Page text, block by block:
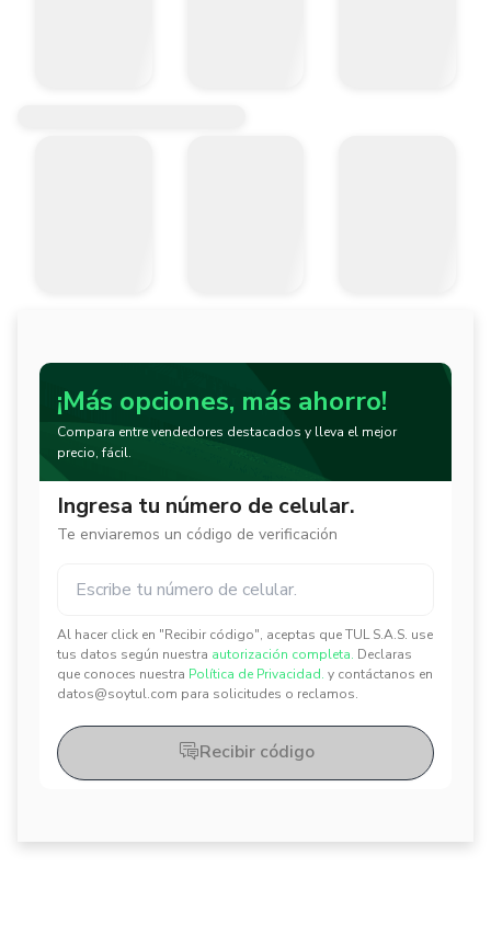
¡Más opciones, más ahorro!
Compara entre vendedores destacados y lleva el mejor
precio, fácil.
Ingresa tu número de celular.
Te enviaremos un código de verificación
Al hacer click en "Recibir código", aceptas que TUL S.A.S. use
tus datos según nuestra autorización completa. Declaras
que conoces nuestra Política de Privacidad. y contáctanos en
datos@soytul.com para solicitudes o reclamos.
✕
✕
Recibir código